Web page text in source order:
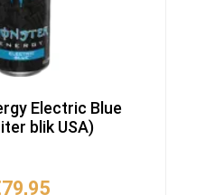
Electric Blue
blik USA)
79,95